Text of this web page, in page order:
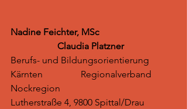
Nadine Feichter, MSc
		Claudia Platzner
Berufs- und Bildungsorientierung
Kärnten		Regionalverband
Nockregion
Lutherstraße 4, 9800 Spittal/Drau